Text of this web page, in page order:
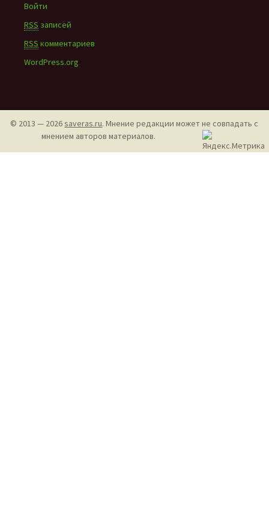
Войти
RSS записей
RSS комментариев
WordPress.org
© 2013 — 2026saveras.ru. Мнение редакции может не совпадать с
мнением авторов материалов.